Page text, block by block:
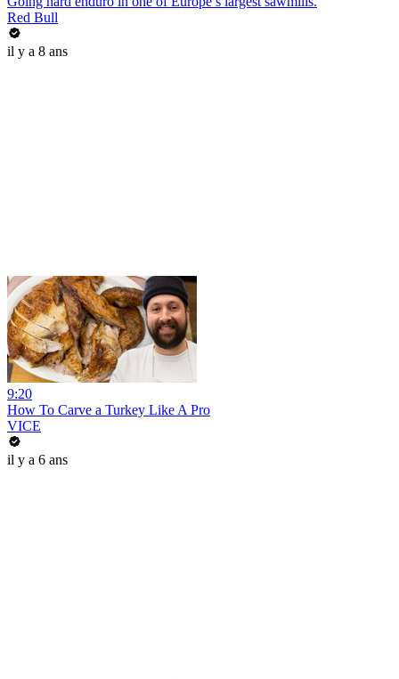
Red Bull
il y a 8 ans
9:20
How To Carve a Turkey Like A Pro
VICE
il y a 6 ans